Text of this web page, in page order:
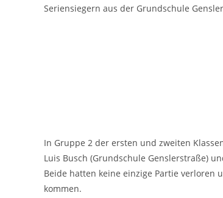
Seriensiegern aus der Grundschule
In Gruppe 2 der ersten und zweiten
Luis Busch (Grundschule Genslerstraße)
Beide hatten keine einzige Partie verloren
kommen.